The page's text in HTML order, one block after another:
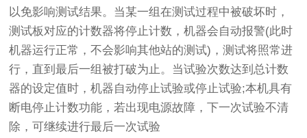
以免影响测试结果。当某一组在测试过程中被破坏时，
测试板对应的计数器将停止计数，机器会自动报警(此时
机器运行正常，不会影响其他站的测试)，测试将照常进
行，直到最后一组被打破为止。当试验次数达到总计数
器的设定值时，机器自动停止试验或停止试验;本机具有
断电停止计数功能，若出现电源故障，下一次试验不清
除，可继续进行最后一次试验